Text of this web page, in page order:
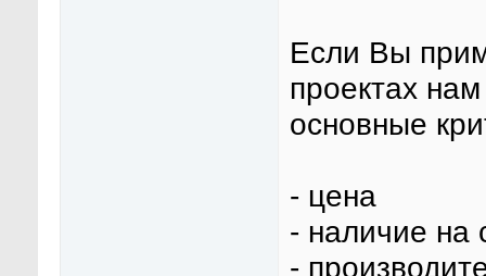
Если Вы
проектах
основные
- цена
- наличие на
-